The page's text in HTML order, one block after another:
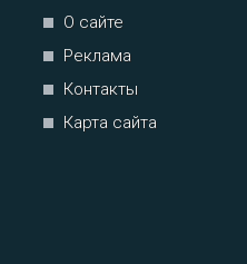
О сайте
Реклама
Контакты
Карта сайта